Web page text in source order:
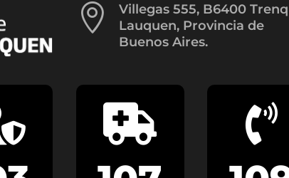

Villegas 555, B6400
Lauquen, Provincia de
Buenos Aires.
 